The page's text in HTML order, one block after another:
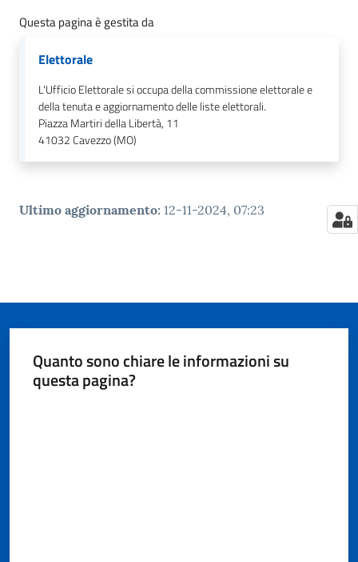
Questa pagina è gestita da
Elettorale
L'Ufficio Elettorale si occupa della commissione elettorale e
della tenuta e aggiornamento delle liste elettorali.
Piazza Martiri della Libertà, 11
41032Cavezzo (MO)
Ultimo aggiornamento: 12-11-2024, 07:23
Quanto sono chiare le informazioni su
questa pagina?